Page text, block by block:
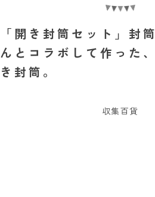
「開き封筒セット」封
んとコラボして作った
き封筒。
収集百貨